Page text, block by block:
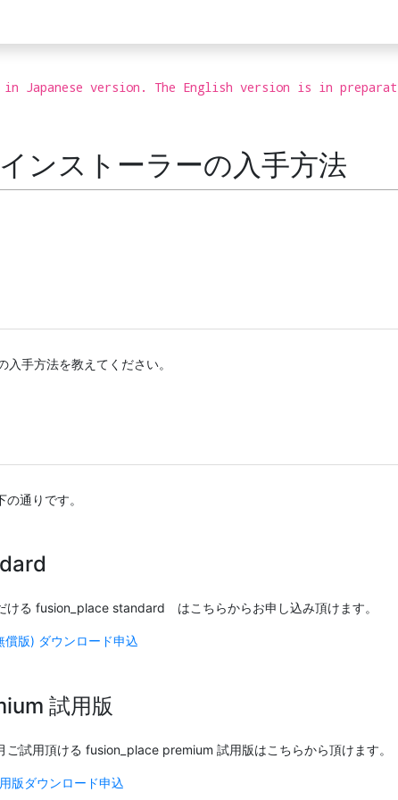
Japanese version. The English version is in
ンストーラーの入手方法
手方法を教えてください。
通りです。
ける fusion_place standard はこちらからお申し込み頂けます。
版) ダウンロード申込
試用版
試用頂ける fusion_place premium 試用版はこちらから頂けます。
版ダウンロード申込